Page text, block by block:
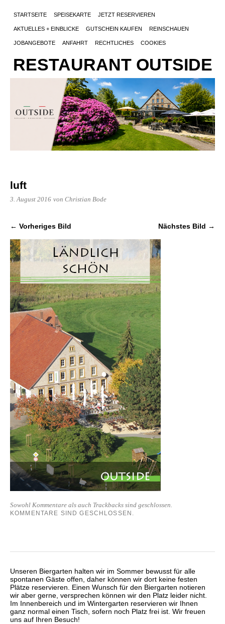
STARTSEITE SPEISEKARTE JETZT RESERVIEREN
AKTUELLES + EINBLICKE GUTSCHEIN KAUFEN REINSCHAUEN
JOBANGEBOTE ANFAHRT RECHTLICHES COOKIES
RESTAURANT OUTSIDE
luft
3. August 2016 von Christian Bode
← Vorheriges Bild Nächstes Bild →
Sowohl Kommentare als auch Trackbacks sind geschlossen.
KOMMENTARE SIND GESCHLOSSEN.
Unseren Biergarten halten wir im Sommer bewusst für alle
spontanen Gäste offen, daher können wir dort keine festen
Plätze reservieren. Einen Wunsch für den Biergarten notieren
wir aber gerne, versprechen können wir den Platz leider nicht.
Im Innenbereich und im Wintergarten reservieren wir Ihnen
ganz normal einen Tisch, sofern noch Platz frei ist. Wir freuen
uns auf Ihren Besuch!